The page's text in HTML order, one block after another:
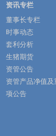
资讯专栏
董事长专栏
时事动态
套利分析
生猪期货
资管公告
资管产品净值及
项公告